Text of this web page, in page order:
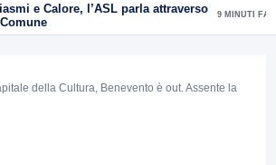
e Calore, l’ASL parla attraverso
9 MINUTI FA
della Cultura, Benevento è out. Assente la